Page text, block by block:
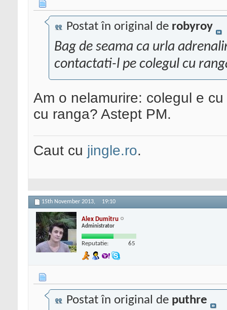
Postat în original de robyroy
Bag de seama ca urla
contactati-l pe colegul cu
Am o nelamurire: colegul e
cu ranga? Astept PM.
Caut cu jingle.ro.
15th November 2013, 19:10
Alex Dumitru
Administrator
Reputatie: 65
Postat în original de puthre